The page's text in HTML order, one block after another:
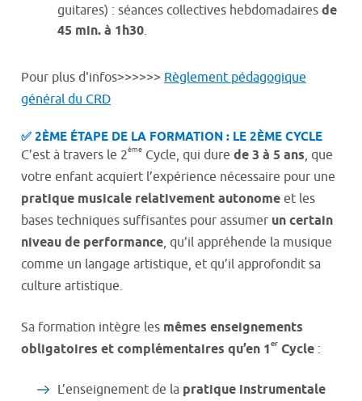
guitares) : séances collectives hebdomadaires de
45 min. à 1h30.
Pour plus d'infos>>>>>> Règlement pédagogique
général du CRD
✅ 2ÈME ÉTAPE DE LA FORMATION : LE 2ÈME CYCLE
C’est à travers le 2ème Cycle, qui dure de 3 à 5 ans, que
votre enfant acquiert l’expérience nécessaire pour une
pratique musicale relativement autonome et les
bases techniques suffisantes pour assumer un certain
niveau de performance, qu’il appréhende la musique
comme un langage artistique, et qu’il approfondit sa
culture artistique.
Sa formation intègre les mêmes enseignements
obligatoires et complémentaires qu’en 1er Cycle :
L’enseignement de la pratique instrumentale